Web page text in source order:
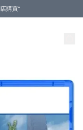
購買*